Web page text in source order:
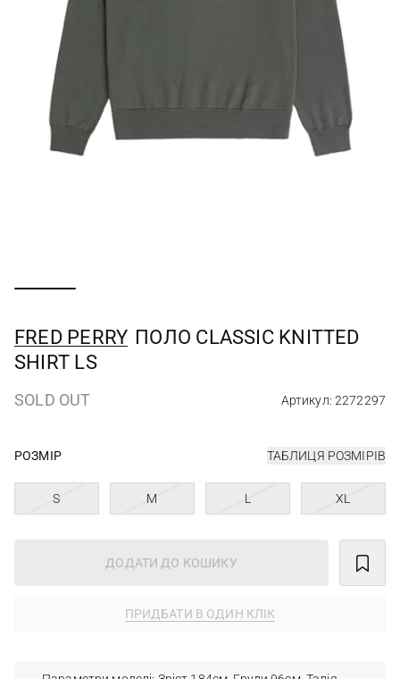
FRED PERRY ПОЛО CLASSIC KNITTED
SHIRT LS
SOLD OUT Артикул: 2272297
РОЗМІР ТАБЛИЦЯ РОЗМІРІВ
S M L XL
ДОДАТИ ДО КОШИКУ
ПРИДБАТИ В ОДИН КЛІК